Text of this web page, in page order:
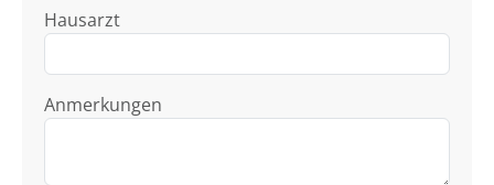
Hausarzt
Anmerkungen